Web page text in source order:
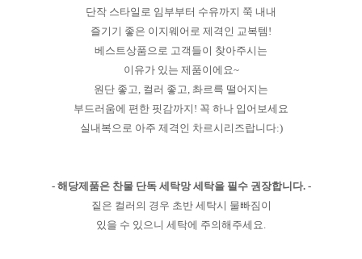
단작 스타일로 임부부터 수유까지 쭉 내내
즐기기 좋은 이지웨어로 제격인 교복템!
베스트상품으로 고객들이 찾아주시는
이유가 있는 제품이에요~
원단 좋고, 컬러 좋고, 촤르륵 떨어지는
부드러움에 편한 핏감까지! 꼭 하나 입어보세요
실내복으로 아주 제격인 차르시리즈랍니다:)
- 해당제품은 찬물 단독 세탁망 세탁을 필수 권장합니다. -
짙은 컬러의 경우 초반 세탁시 물빠짐이
있을 수 있으니 세탁에 주의해주세요.